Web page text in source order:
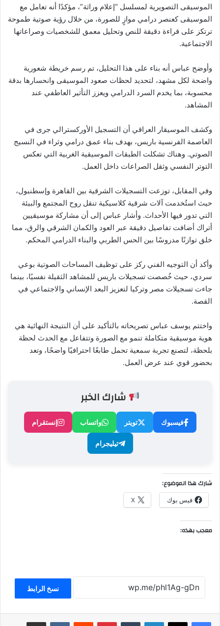
الموسيقى التصويرية لمسلسل “إعلام وراثة”، مؤكدًا أنه تعامل مع
الموسيقى كعنصر درامي موازٍ للصورة، من خلال رؤية صوتية طموحة
ترتكز على قراءة دقيقة للنص وتحليل معمق للشخصيات وصراعاتها
الاجتماعية.
وأوضح عباس أنه بناء على هذا التحليل، تم رسم خريطة شعورية
واضحة لكل مشهد، لتحديد لحظات صعود الموسيقى وانحسارها بدقة
محسوبة، بما يخدم السرد الدرامي ويعزز التأثير العاطفي عند
المشاهد.
وكشف الموسيقار العراقي أن التسجيل الأوركسترالي جرى في
العاصمة الفرنسية باريس، بهدف بناء عمق درامي وثراء في النسيج
الصوتي. وهناك تشكلت الطبقات الموسيقية الغربية التي تعكس
التوتر النفسي وثقل الصراعات داخل العمل.
وفي المقابل، توزعت التسجيلات الشرقية بين القاهرة وإسطنبول،
حيث استُخدمت آلات شرقية كلاسيكية تنقل روح المجتمع والبيئة
التي تدور فيها الأحداث. وأشار عباس إلى أن مشاركة موسيقيين
أتراك أضافت تفاصيل دقيقة عبر العود والكمان الشرقي والرق، مما
خلق توازنًا مدروسًا بين الحس الطربي والبناء الدرامي المحكم.
وأكد أن التوجيه الفني ركز على توظيف المساحات الصوتية بوعي
سردي، حيث خُصصت تسجيلات باريس للمشاهد الثقيلة نفسيًا، بينما
جاءت تسجيلات مصر وتركيا لتعزيز البعد الإنساني والاجتماعي في
القصة.
واختتم يوسف عباس تصريحاته بالتأكيد على أن النتيجة النهائية هي
هوية موسيقية متكاملة تنمو مع الصورة وتتفاعل مع الحدث لحظة
بلحظة، لتصنع تجربة سمعية تحمل طابعًا احترافيًا واضحًا، وتعد
بحضور قوي عند عرض العمل.
شارك الخبر
فيسبوك تويتر واتساب إنستقرام
تيليجرام
شارك هذا الموضوع:
فيس بوك X
معجب بهذه:
نسخ الرابط
لينكدإن بينتيريست مشاركة عبر البريد